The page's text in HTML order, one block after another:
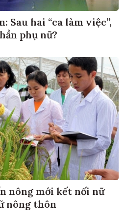
Sau hai “ca làm việc”,
phụ nữ?
nông mới kết nối nữ
nông thôn